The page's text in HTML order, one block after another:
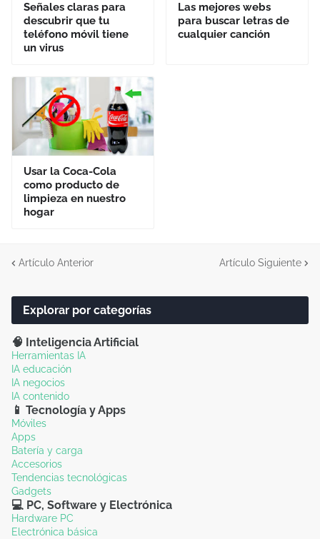
Señales claras para
descubrir que tu
teléfono móvil tiene
un virus
Las mejores webs
para buscar letras de
cualquier canción
Usar la Coca-Cola
como producto de
limpieza en nuestro
hogar
Artículo Anterior Artículo Siguiente
Explorar por categorías
🧠 Inteligencia Artificial
Herramientas IA
IA educación
IA negocios
IA contenido
📱 Tecnología y Apps
Móviles
Apps
Batería y carga
Accesorios
Tendencias tecnológicas
Gadgets
💻 PC, Software y Electrónica
Hardware PC
Electrónica básica